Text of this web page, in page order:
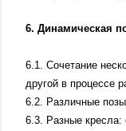
6. Динамическая
6.1. Сочетание
другой в процессе
6.2. Различные
6.3. Разные кресла: